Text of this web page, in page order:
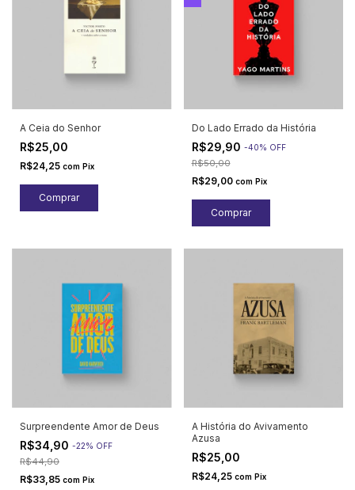
A Ceia do Senhor
R$25,00
R$24,25 com Pix
Do Lado Errado da História
R$29,90 -40% OFF
R$50,00
R$29,00 com Pix
Surpreendente Amor de Deus
R$34,90 -22% OFF
R$44,90
R$33,85 com Pix
A História do Avivamento
Azusa
R$25,00
R$24,25 com Pix